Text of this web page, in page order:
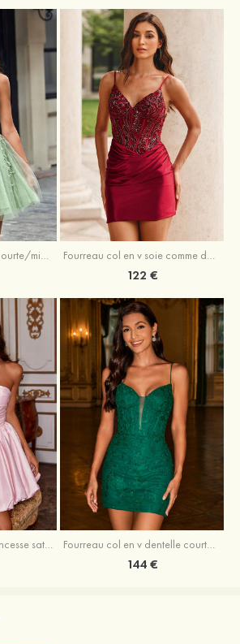
Trapèze col en v tulle courte/mini robe de fête de la rentrée avec perles Fourreau col en v soie comme du satin courte/mini robe de fête de la rentrée avec paillettes
122 €
Robe trapèze Robe Princesse satin sans manches courte/mini robe de fête de la rentrée Fourreau col en v dentelle courte/mini robe de fête de la rentré avec perles
144 €